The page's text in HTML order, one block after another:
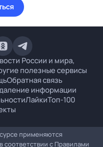
России и мира,
полезные сервисы
Обратная связь
информации
ЛайкиТоп-100
применяются
соответствии с Правилами